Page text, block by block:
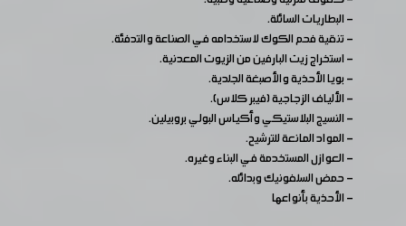
- البطاريات السائلة.
- تنقية فحم الكوك لاستخدامه في الصناعة والتدفئة.
- استخراج زيت البارفين من الزيوت المعدنية.
- بويا الأحذية والأصبغة الجلدية.
- الألياف الزجاجية (فيبر كلاس).
- النسيج البلاستيكي وأكياس البولي بروبيلين.
- المواد المانعة للترشيح.
- العوازل المستخدمة في البناء وغيره.
- حمض السلفونيك وبدائله.
- الأحذية بأنواعها